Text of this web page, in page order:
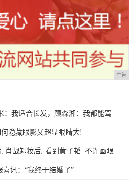
广告
：我适合长发，顾森湘：我都能驾
隐藏眼影又超显眼睛大!
肖战卸妆后, 看到黄子韬: 不许画眼
喜讯：“我终于结婚了”